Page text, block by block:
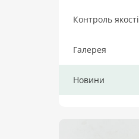
Контроль якості
Галерея
Новини